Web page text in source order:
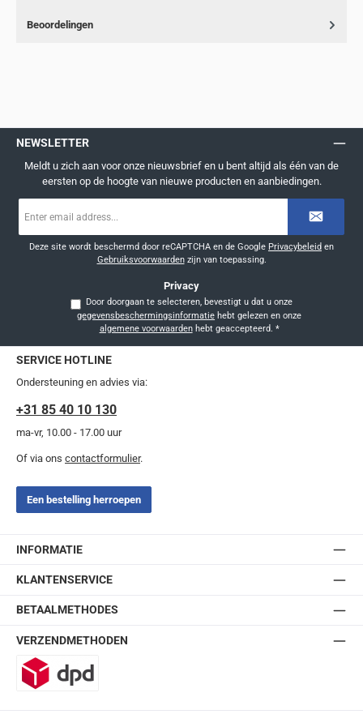
Beoordelingen
NEWSLETTER
Meldt u zich aan voor onze nieuwsbrief en u bent altijd als één van de
eersten op de hoogte van nieuwe producten en aanbiedingen.
mailadres
Deze site wordt beschermd door reCAPTCHA en de Google Privacybeleid en
Gebruiksvoorwaardenzijn van toepassing.
Privacy
Door doorgaan te selecteren, bevestigt u dat u onze
gegevensbeschermingsinformatie
algemene voorwaardenhebt geaccepteerd. *
SERVICE HOTLINE
Ondersteuning en advies via:
+31 85 40 10 130
ma-vr, 10.00 - 17.00 uur
Of via ons contactformulier.
Een bestelling herroepen
INFORMATIE
KLANTENSERVICE
BETAALMETHODES
VERZENDMETHODEN